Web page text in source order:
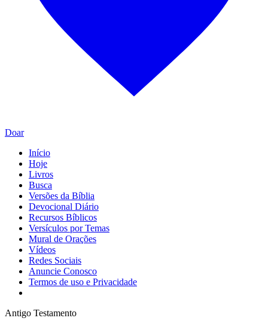
Doar
Início
Hoje
Livros
Busca
Versões da Bíblia
Devocional Diário
Recursos Bíblicos
Versículos por Temas
Mural de Orações
Vídeos
Redes Sociais
Anuncie Conosco
Termos de uso e Privacidade
Antigo Testamento